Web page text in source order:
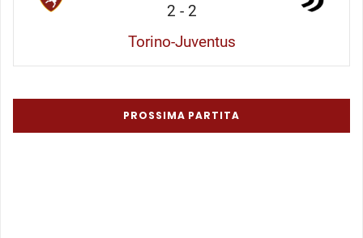
2 - 2
Torino-Juventus
PROSSIMA PARTITA